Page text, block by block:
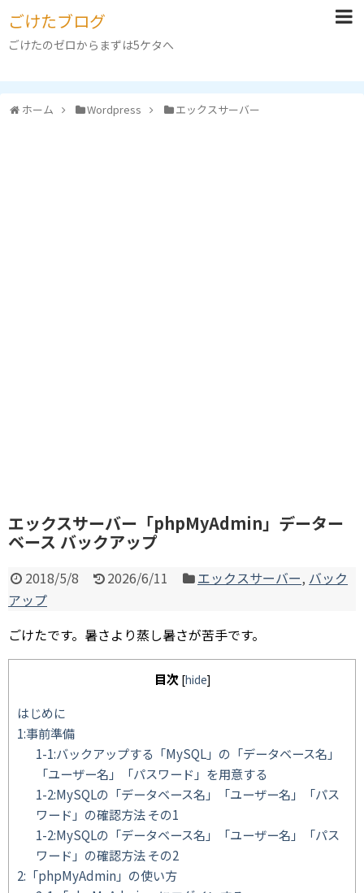
ごけたブログ
ごけたのゼロからまずは5ケタへ
ホーム Wordpress エックスサーバー
エックスサーバー「phpMyAdmin」データー
ベース バックアップ
2018/5/8 2026/6/11 エックスサーバー, バック
アップ
ごけたです。暑さより蒸し暑さが苦手です。
目次 [hide]
はじめに
1:事前準備
1-1:バックアップする「MySQL」の「データベース名」
「ユーザー名」「パスワード」を用意する
1-2:MySQLの「データベース名」「ユーザー名」「パス
ワード」の確認方法 その1
1-2:MySQLの「データベース名」「ユーザー名」「パス
ワード」の確認方法 その2
2:「phpMyAdmin」の使い方